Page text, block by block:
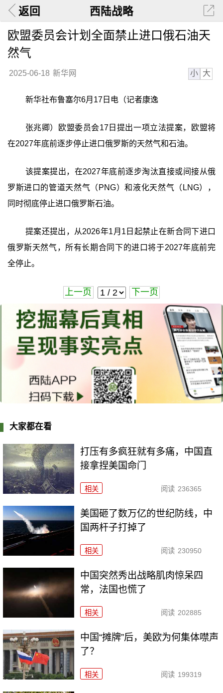
返回 西陆战略
欧盟委员会计划全面禁止进口俄石油天
然气
2025-06-18 新华网 小 大
新华社布鲁塞尔6月17日电（记者康逸
张兆卿）欧盟委员会17日提出一项立法提案，欧盟将
在2027年底前逐步停止进口俄罗斯的天然气和石油。
该提案提出，在2027年底前逐步淘汰直接或间接从俄
罗斯进口的管道天然气（PNG）和液化天然气（LNG），
同时彻底停止进口俄罗斯石油。
提案还提出，从2026年1月1日起禁止在新合同下进口
俄罗斯天然气，所有长期合同下的进口将于2027年底前完
全停止。
上一页 下一页
大家都在看
打压有多疯狂就有多痛，中国直
接拿捏美国命门
相关 阅读 236365
美国砸了数万亿的世纪防线，中
国两杆子打掉了
相关 阅读 230950
中国突然秀出战略肌肉惊呆四
常，法国也慌了
相关 阅读 202885
中国“摊牌”后，美欧为何集体噤声
了？
相关 阅读 199319